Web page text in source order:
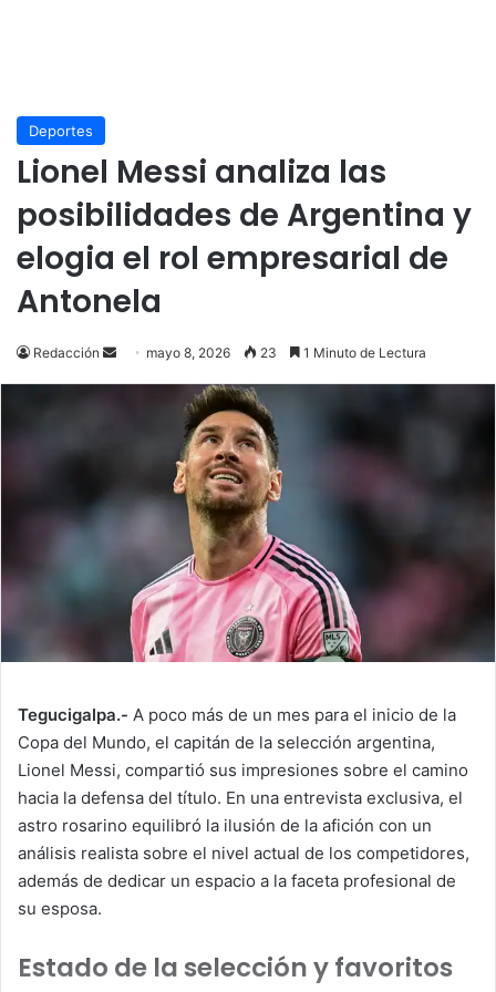
Deportes
Lionel Messi analiza las
posibilidades de Argentina y
elogia el rol empresarial de
Antonela
Redacción
Send mayo 8, 2026 23 1 Minuto de Lectura
Tegucigalpa.- A poco más de un mes para el inicio de la
Copa del Mundo, el capitán de la selección argentina,
Lionel Messi, compartió sus impresiones sobre el camino
hacia la defensa del título. En una entrevista exclusiva, el
astro rosarino equilibró la ilusión de la afición con un
análisis realista sobre el nivel actual de los competidores,
además de dedicar un espacio a la faceta profesional de
su esposa.
Estado de la selección y favoritos